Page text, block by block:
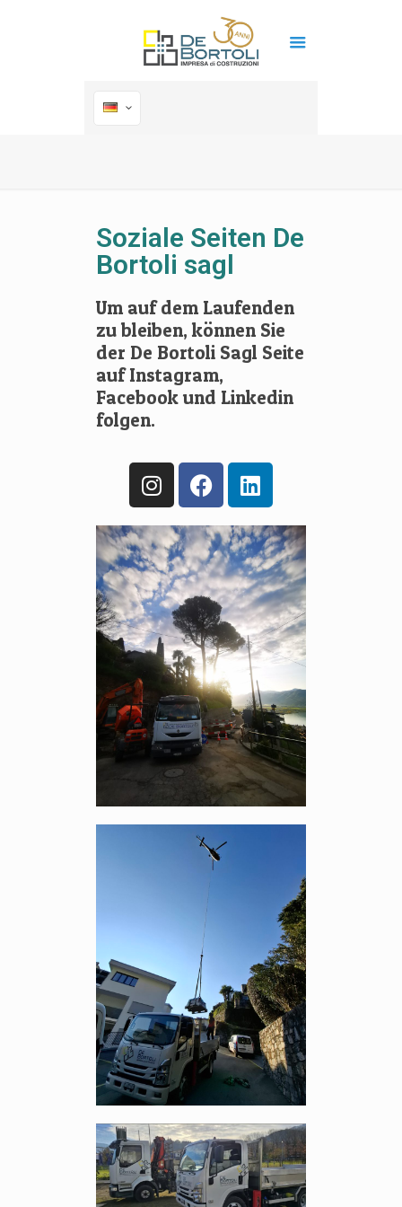
Soziale Seiten De
Bortoli sagl
Um auf dem Laufenden
zu bleiben, können Sie
der De Bortoli Sagl Seite
auf Instagram,
Facebook und Linkedin
folgen.